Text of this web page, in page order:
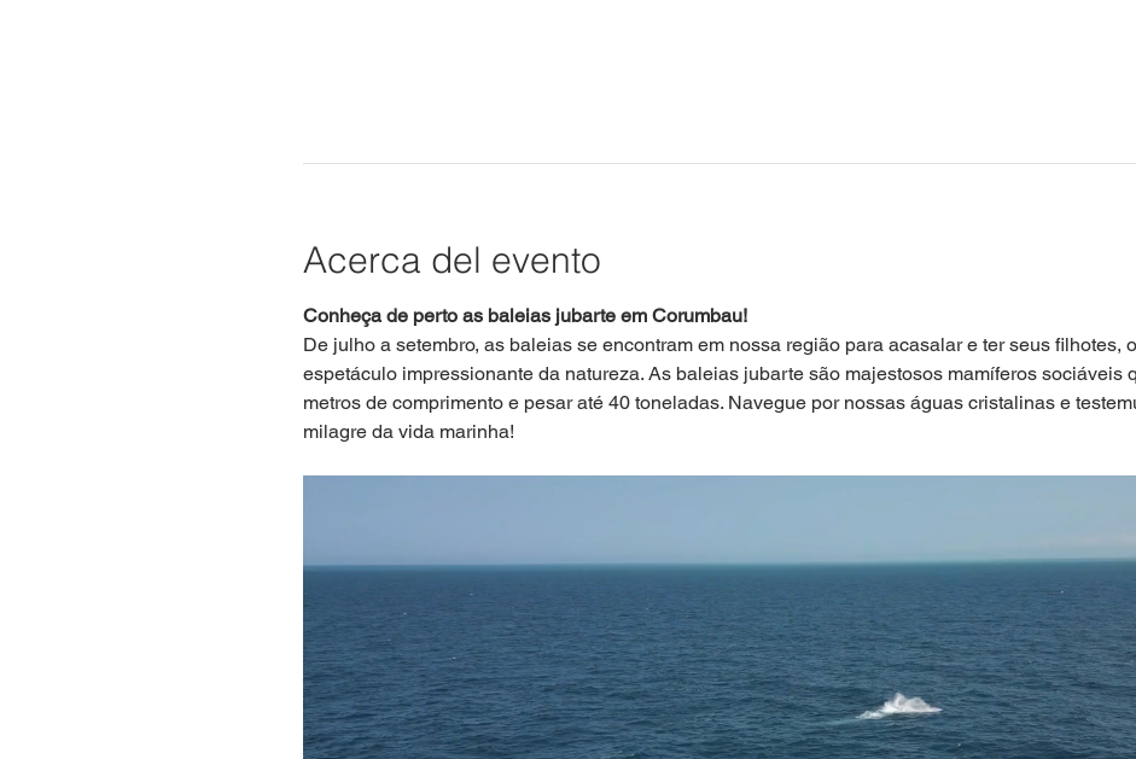
Acerca del evento
Conheça de perto as baleias jubarte em Corumbau!
De julho a setembro, as baleias se encontram em nossa região para acasalar e ter seus filhotes,
espetáculo impressionante da natureza. As baleias jubarte são majestosos mamíferos sociáveis
metros de comprimento e pesar até 40 toneladas. Navegue por nossas águas cristalinas e
milagre da vida marinha!